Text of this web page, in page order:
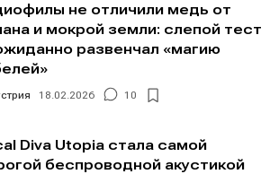
не отличили медь от
и мокрой земли: слепой тест
развенчал «магию
18.02.2026 10
Diva Utopia стала самой
беспроводной акустикой